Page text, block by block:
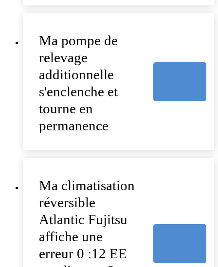
Ma pompe de
relevage
additionnelle
s'enclenche et
tourne en
permanence
Ma climatisation
réversible
Atlantic Fujitsu
affiche une
erreur 0 :12 EE